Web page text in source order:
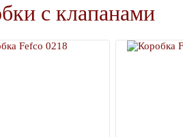
с клапанами